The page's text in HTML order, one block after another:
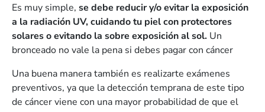
Es muy simple, se debe reducir y/o evitar la exposición
a la radiación UV, cuidando tu piel con protectores
solares o evitando la sobre exposición al sol. Un
bronceado no vale la pena si debes pagar con cáncer
Una buena manera también es realizarte exámenes
preventivos, ya que la detección temprana de este tipo
de cáncer viene con una mayor probabilidad de que el